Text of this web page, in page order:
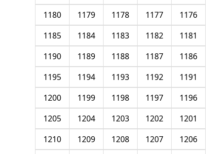
1176
1177
1178
1179
1180
1181
1182
1183
1184
1185
1186
1187
1188
1189
1190
1191
1192
1193
1194
1195
1196
1197
1198
1199
1200
1201
1202
1203
1204
1205
1206
1207
1208
1209
1210